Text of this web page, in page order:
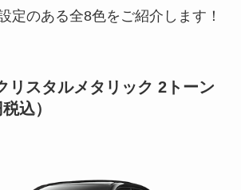
定のある全8色をご紹介します！
リスタルメタリック 2トーン
込）